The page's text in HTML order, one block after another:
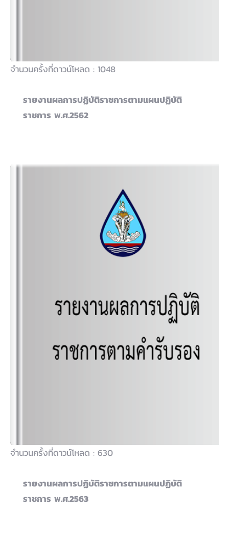
จำนวนครั้งที่ดาวน์โหลด : 1048
รายงานผลการปฏิบัติราชการตามแผนปฏิบัติ
ราชการ พ.ศ.2562
รายงานผลการปฏิบัติราชการตามแผน
จำนวนครั้งที่ดาวน์โหลด : 630
รายงานผลการปฏิบัติราชการตามแผนปฏิบัติ
ราชการ พ.ศ.2563